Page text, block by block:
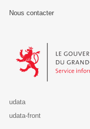
Nous contacter
Le Gouvernement du
udata
udata-front